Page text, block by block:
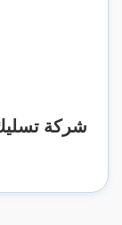
شركة